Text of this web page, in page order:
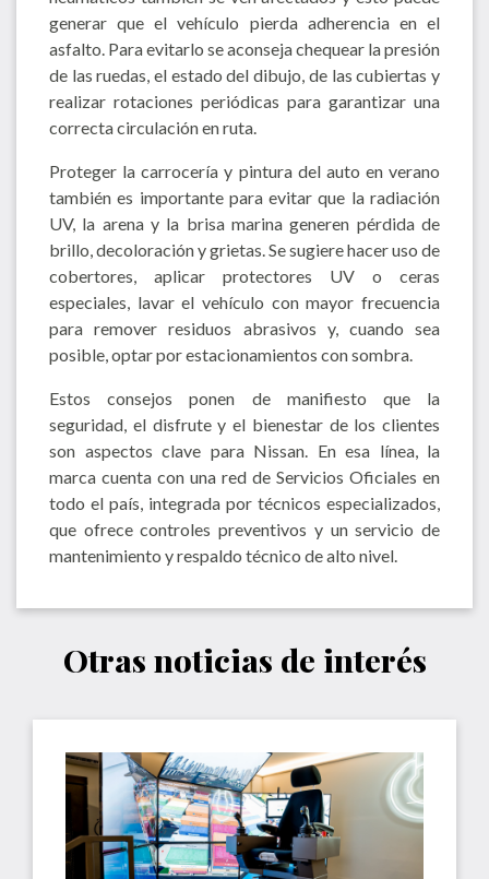
generar que el vehículo pierda adherencia en el
asfalto. Para evitarlo se aconseja chequear la presión
de las ruedas, el estado del dibujo, de las cubiertas y
realizar rotaciones periódicas para garantizar una
correcta circulación en ruta.
Proteger la carrocería y pintura del auto en verano
también es importante para evitar que la radiación
UV, la arena y la brisa marina generen pérdida de
brillo, decoloración y grietas. Se sugiere hacer uso de
cobertores, aplicar protectores UV o ceras
especiales, lavar el vehículo con mayor frecuencia
para remover residuos abrasivos y, cuando sea
posible, optar por estacionamientos con sombra.
Estos consejos ponen de manifiesto que la
seguridad, el disfrute y el bienestar de los clientes
son aspectos clave para Nissan. En esa línea, la
marca cuenta con una red de Servicios Oficiales en
todo el país, integrada por técnicos especializados,
que ofrece controles preventivos y un servicio de
mantenimiento y respaldo técnico de alto nivel.
Otras noticias de interés